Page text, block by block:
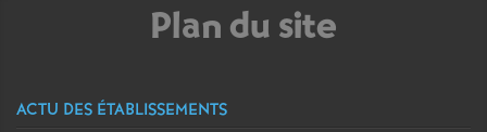
Plan du site
ACTU DES ÉTABLISSEMENTS